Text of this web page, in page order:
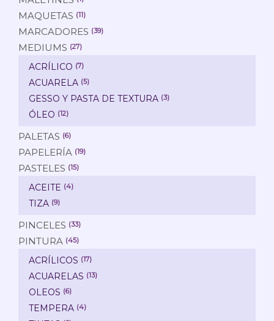
MAQUETAS (11)
MARCADORES (39)
MEDIUMS (27)
ACRÍLICO (7)
ACUARELA (5)
GESSO Y PASTA DE TEXTURA (3)
ÓLEO (12)
PALETAS (6)
PAPELERÍA (19)
PASTELES (15)
ACEITE (4)
TIZA (9)
PINCELES (33)
PINTURA (45)
ACRÍLICOS (17)
ACUARELAS (13)
OLEOS (6)
TEMPERA (4)